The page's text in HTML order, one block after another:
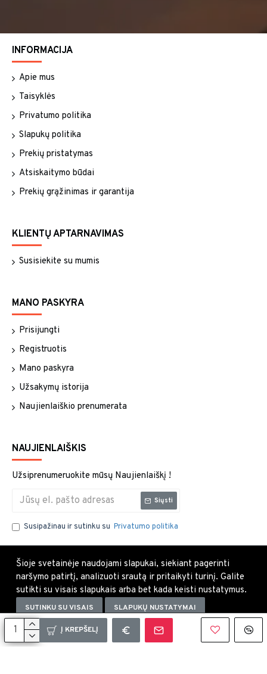
Į KREPŠELĮ
INFORMACIJA
Apie mus
Taisyklės
Privatumo politika
Slapukų politika
Prekių pristatymas
Atsiskaitymo būdai
Prekių grąžinimas ir garantija
KLIENTŲ APTARNAVIMAS
Susisiekite su mumis
MANO PASKYRA
Prisijungti
Registruotis
Mano paskyra
Užsakymų istorija
Naujienlaiškio prenumerata
NAUJIENLAIŠKIS
Užsiprenumeruokite mūsų Naujienlaiškį !
Siųsti
Susipažinau ir sutinku su Privatumo politika
Copyright © 2021, Visos teisės saugomos.
Šioje svetainėje naudojami slapukai, siekiant pagerinti
naršymo patirtį, analizuoti srautą ir pritaikyti turinį. Galite
sutikti su visais slapukais arba bet kada keisti nustatymus.
SUTINKU SU VISAIS SLAPUKŲ NUSTATYMAI
Uždaryti×